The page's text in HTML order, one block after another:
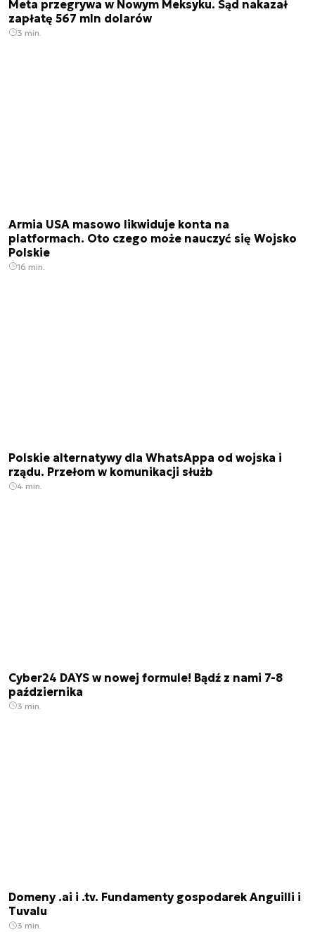
Meta przegrywa w Nowym Meksyku. Sąd nakazał
zapłatę 567 mln dolarów
3 min.
Armia USA masowo likwiduje konta na
platformach. Oto czego może nauczyć się Wojsko
Polskie
16 min.
Polskie alternatywy dla WhatsAppa od wojska i
rządu. Przełom w komunikacji służb
4 min.
Cyber24 DAYS w nowej formule! Bądź z nami 7-8
października
3 min.
Domeny .ai i .tv. Fundamenty gospodarek Anguilli i
Tuvalu
3 min.